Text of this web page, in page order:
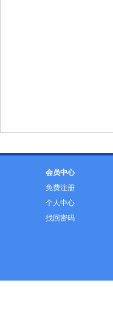
会员中心
免费注册
个人中心
找回密码